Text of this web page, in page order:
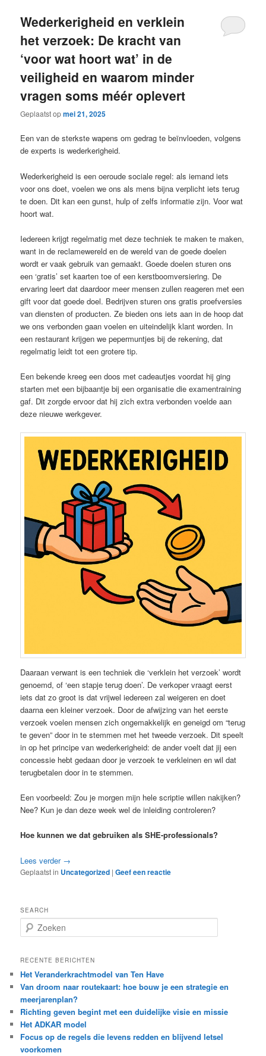
Wederkerigheid en verklein
het verzoek: De kracht van
‘voor wat hoort wat’ in de
veiligheid en waarom minder
vragen soms méér oplevert
Geplaatst opmei 21, 2025
Een van de sterkste wapens om gedrag te beïnvloeden, volgens
de experts is wederkerigheid.
Wederkerigheid is een oeroude sociale regel: als iemand iets
voor ons doet, voelen we ons als mens bijna verplicht iets terug
te doen. Dit kan een gunst, hulp of zelfs informatie zijn. Voor wat
hoort wat.
Iedereen krijgt regelmatig met deze techniek te maken te maken,
want in de reclamewereld en de wereld van de goede doelen
wordt er vaak gebruik van gemaakt. Goede doelen sturen ons
een ‘gratis’ set kaarten toe of een kerstboomversiering. De
ervaring leert dat daardoor meer mensen zullen reageren met een
gift voor dat goede doel. Bedrijven sturen ons gratis proefversies
van diensten of producten. Ze bieden ons iets aan in de hoop dat
we ons verbonden gaan voelen en uiteindelijk klant worden. In
een restaurant krijgen we pepermuntjes bij de rekening, dat
regelmatig leidt tot een grotere tip.
Een bekende kreeg een doos met cadeautjes voordat hij ging
starten met een bijbaantje bij een organisatie die examentraining
gaf. Dit zorgde ervoor dat hij zich extra verbonden voelde aan
deze nieuwe werkgever.
Daaraan verwant is een techniek die ‘verklein het verzoek’ wordt
genoemd, of ‘een stapje terug doen’. De verkoper vraagt eerst
iets dat zo groot is dat vrijwel iedereen zal weigeren en doet
daarna een kleiner verzoek. Door de afwijzing van het eerste
verzoek voelen mensen zich ongemakkelijk en geneigd om “terug
te geven” door in te stemmen met het tweede verzoek. Dit speelt
in op het principe van wederkerigheid: de ander voelt dat jij een
concessie hebt gedaan door je verzoek te verkleinen en wil dat
terugbetalen door in te stemmen.
Een voorbeeld: Zou je morgen mijn hele scriptie willen nakijken?
Nee? Kun je dan deze week wel de inleiding controleren?
Hoe kunnen we dat gebruiken als SHE-professionals?
Lees verder →
Geplaatst in Uncategorized |Geef een reactie
SEARCH
o
k
n
RECENTE BERICHTEN
Het Veranderkrachtmodel van Ten Have
Van droom naar routekaart: hoe bouw je een strategie en
meerjarenplan?
Richting geven begint met een duidelijke visie en missie
Het ADKAR model
Focus op de regels die levens redden en blijvend letsel
voorkomen